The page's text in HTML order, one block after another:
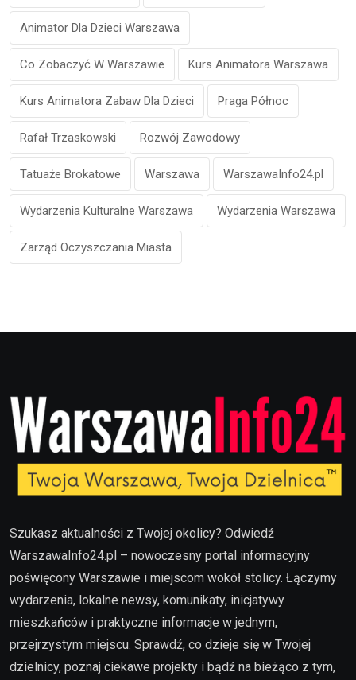
Animator Dla Dzieci Warszawa
Co Zobaczyć W Warszawie Kurs Animatora Warszawa
Kurs Animatora Zabaw Dla Dzieci Praga Północ
Rafał Trzaskowski Rozwój Zawodowy
Tatuaże Brokatowe Warszawa WarszawaInfo24.pl
Wydarzenia Kulturalne Warszawa Wydarzenia Warszawa
Zarząd Oczyszczania Miasta
Szukasz aktualności z Twojej okolicy? Odwiedź
WarszawaInfo24.pl – nowoczesny portal informacyjny
poświęcony Warszawie i miejscom wokół stolicy. Łączymy
wydarzenia, lokalne newsy, komunikaty, inicjatywy
mieszkańców i praktyczne informacje w jednym,
przejrzystym miejscu. Sprawdź, co dzieje się w Twojej
dzielnicy, poznaj ciekawe projekty i bądź na bieżąco z tym,